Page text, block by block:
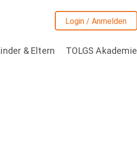
Login / Anmelden
& Eltern TOLGS Akademie